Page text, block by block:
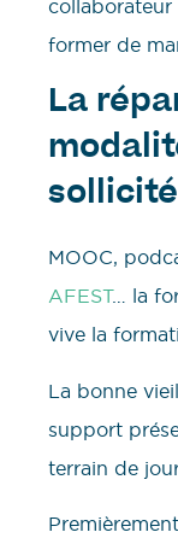
collaborateur
former de
La
MOOC,
AFEST… la
vive la
La bonne
support
terrain de